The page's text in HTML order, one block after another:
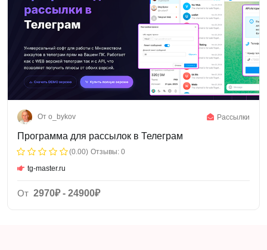
От o_bykov Рассылки
Программа для рассылок в Телеграм
(0.00) Отзывы: 0
tg-master.ru
От 2970₽ - 24900₽